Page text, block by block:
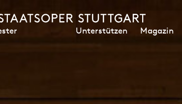
Unterstützen Magazin